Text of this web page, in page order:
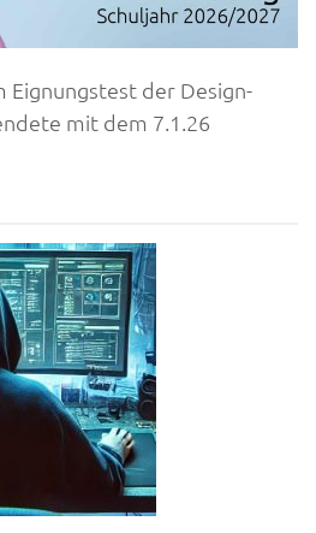
der Design-
mit dem 7.1.26